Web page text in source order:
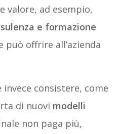
valore, ad esempio,
e formazione
offrire all’azienda
consistere, come
di nuovi modelli
non paga più,